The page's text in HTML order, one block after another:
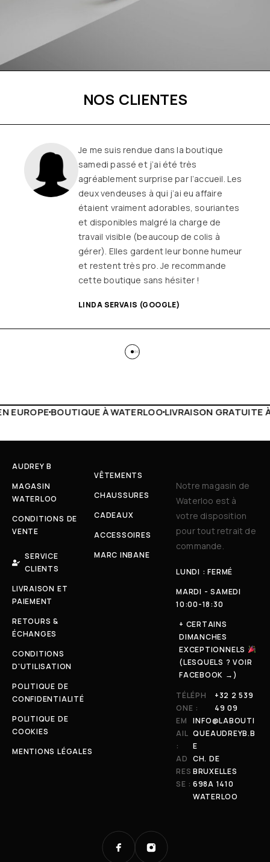
NOS CLIENTES
Je me suis rendue dans la boutique
samedi passé et j’ai été très
agréablement surprise par l’accueil. Les
deux vendeuses à qui j’ai eu affaire
étaient vraiment adorables, souriantes
et disponibles malgré la charge de
travail visible (beaucoup de colis à
gérer). Elles gardent leur bonne humeur
et restent très pro. Je recommande
cette boutique sans hésiter !
LINDA SERVAIS (GOOGLE)
LIVRAISON GRATUITE À PARTIR DE 150€LIVE
AUDREY B
MAGASIN
WATERLOO
CONDITIONS DE
VENTE
SERVICE
CLIENTS
LIVRAISON ET
PAIEMENT
RETOURS &
ÉCHANGES
CONDITIONS
D'UTILISATION
POLITIQUE DE
CONFIDENTIALITÉ
POLITIQUE DE
COOKIES
MENTIONS LÉGALES
VÊTEMENTS
CHAUSSURES
CADEAUX
ACCESSOIRES
MARC INBANE
Notre magasin de
Waterloo est à
votre disposition
pour tout retrait de
commande.
LUNDI : FERMÉ
MARDI - SAMEDI
10:00-18:30
+ CERTAINS
DIMANCHES
EXCEPTIONNELS
(LESQUELS ? VOIR
FACEBOOK →)
TÉLÉPH
ONE :
+32 2 539
49 09
EM
AIL
:
INFO@LABOUTI
QUEAUDREYB.B
E
AD
RES
SE :
CH. DE
BRUXELLES
698A 1410
WATERLOO